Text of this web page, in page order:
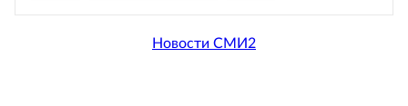
Новости СМИ2